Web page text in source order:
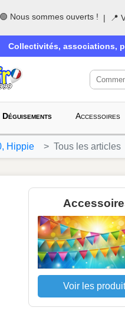
🟢 Nous sommes ouverts ! | 📍
Collectivités, associations,
Déguisements Accessoires
Hippie Tous les articles
Voir les